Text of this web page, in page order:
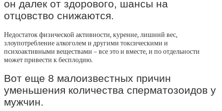
он далек от здорового, шансы на
отцовство снижаются.
Недостаток физической активности, курение, лишний вес,
злоупотребление алкоголем и другими токсическими и
психоактивными веществами – все это и вместе, и по отдельности
может привести к бесплодию.
Вот еще 8 малоизвестных причин
уменьшения количества сперматозоидов у
мужчин.